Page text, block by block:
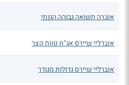
אוברה תשואה גבוהה הגנתי
אוברליי שיירס אג"ח טווח קצר
אוברליי שיירס גדולות מגודר